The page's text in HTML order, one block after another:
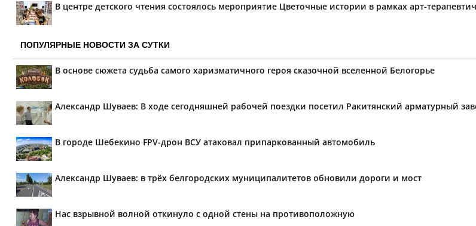
В центре детского чтения состоялось мероприятие Цветочные истории в рамках арт-
ПОПУЛЯРНЫЕ НОВОСТИ ЗА СУТКИ
В основе сюжета судьба самого харизматичного героя сказочной вселенной Белогорье
Александр Шуваев: В ходе сегодняшней рабочей поездки посетил Ракитянский арматурный
В городе Шебекино FPV-дрон ВСУ атаковал припаркованный автомобиль
Александр Шуваев: в трёх белгородских муниципалитетов обновили дороги и мост
Нас взрывной волной откинуло с одной стены на противоположную